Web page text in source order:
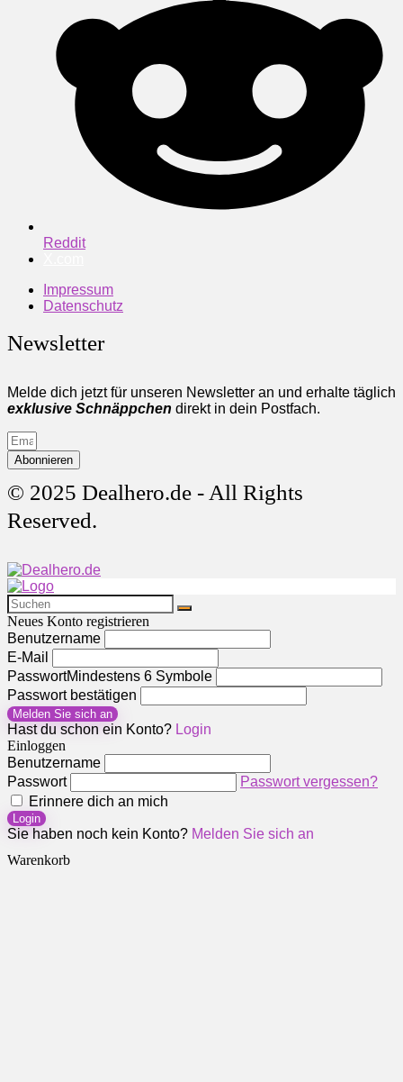
Reddit
Impressum
Datenschutz
Newsletter
Melde dich jetzt für unseren Newsletter an und erhalte täglich
exklusive Schnäppchen direkt in dein Postfach.
Abonnieren
© 2025 Dealhero.de - All Rights
Reserved.
Neues Konto registrieren
Benutzername
E-Mail
PasswortMindestens 6 Symbole
Passwort bestätigen
Melden Sie sich an
Hast du schon ein Konto? Login
Einloggen
Benutzername
Passwort
Passwort vergessen?
Erinnere dich an mich
Login
Sie haben noch kein Konto? Melden Sie sich an
Warenkorb